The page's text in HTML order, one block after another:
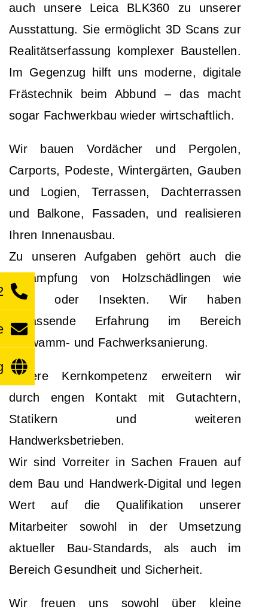
auch unsere Leica BLK360 zu unserer
Ausstattung. Sie ermöglicht 3D Scans zur
Realitätserfassung komplexer Baustellen.
Im Gegenzug hilft uns moderne, digitale
Frästechnik beim Abbund – das macht
sogar Fachwerkbau wieder wirtschaftlich.
Wir bauen Vordächer und Pergolen,
Carports, Podeste, Wintergärten, Gauben
und Logien, Terrassen, Dachterrassen
und Balkone, Fassaden, und realisieren
Ihren Innenausbau.
Zu unseren Aufgaben gehört auch die
Bekämpfung von Holzschädlingen wie
Pilze oder Insekten. Wir haben
umfassende Erfahrung im Bereich
Schwamm- und Fachwerksanierung.
Unsere Kernkompetenz erweitern wir
durch engen Kontakt mit Gutachtern,
Statikern und weiteren
Handwerksbetrieben.
Wir sind Vorreiter in Sachen Frauen auf
dem Bau und Handwerk-Digital und legen
Wert auf die Qualifikation unserer
Mitarbeiter sowohl in der Umsetzung
aktueller Bau-Standards, als auch im
Bereich Gesundheit und Sicherheit.
Wir freuen uns sowohl über kleine